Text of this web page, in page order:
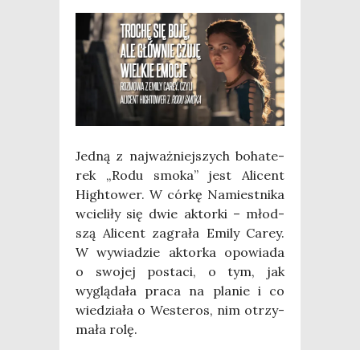
Jed­ną z naj­waż­niej­szych boha­te­
rek „Rodu smo­ka” jest Ali­cent
High­to­wer. W cór­kę Namiest­ni­ka
wcie­li­ły się dwie aktor­ki – młod­
szą Ali­cent zagra­ła Emi­ly Carey.
W wywia­dzie aktor­ka opo­wia­da
o swo­jej posta­ci, o tym, jak
wyglą­da­ła pra­ca na pla­nie i co
wie­dzia­ła o Weste­ros, nim otrzy­
ma­ła rolę.